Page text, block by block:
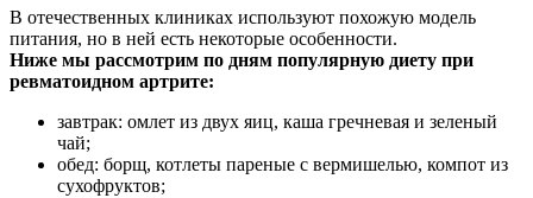
В отечественных клиниках используют похожую модель
питания, но в ней есть некоторые особенности.
Ниже мы рассмотрим по дням популярную диету при
ревматоидном артрите:
завтрак: омлет из двух яиц, каша гречневая и зеленый
чай;
обед: борщ, котлеты пареные с вермишелью, компот из
сухофруктов;